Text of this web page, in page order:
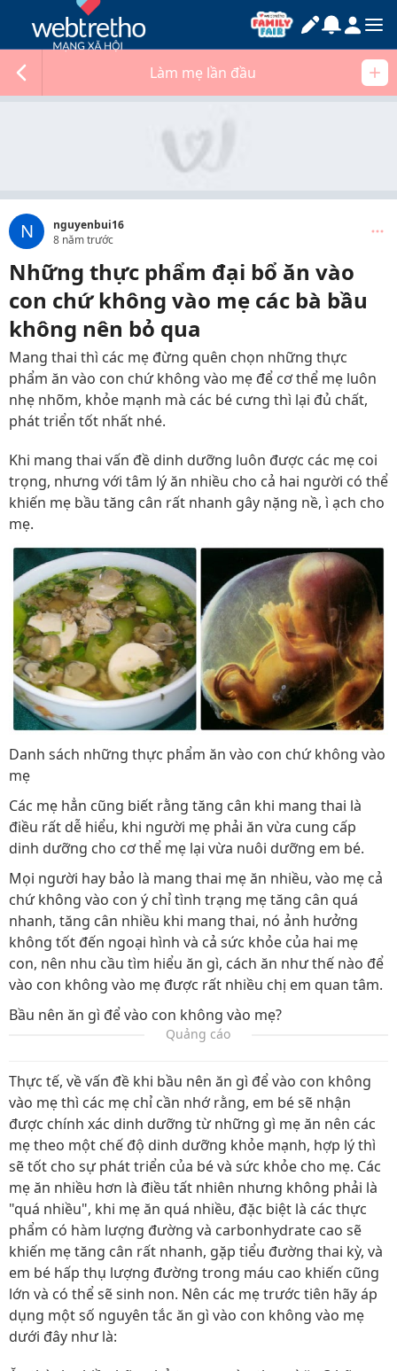
Làm mẹ lần đầu
N
nguyenbui16
8 năm trước
Những thực phẩm đại bổ ăn vào
con chứ không vào mẹ các bà bầu
không nên bỏ qua
Mang thai thì các mẹ đừng quên chọn những thực
phẩm ăn vào con chứ không vào mẹ để cơ thể mẹ luôn
nhẹ nhõm, khỏe mạnh mà các bé cưng thì lại đủ chất,
phát triển tốt nhất nhé.
Khi mang thai vấn đề dinh dưỡng luôn được các mẹ coi
trọng, nhưng với tâm lý ăn nhiều cho cả hai người có thể
khiến mẹ bầu tăng cân rất nhanh gây nặng nề, ì ạch cho
mẹ.
Danh sách những thực phẩm ăn vào con chứ không vào
mẹ
Các mẹ hẳn cũng biết rằng tăng cân khi mang thai là
điều rất dễ hiểu, khi người mẹ phải ăn vừa cung cấp
dinh dưỡng cho cơ thể mẹ lại vừa nuôi dưỡng em bé.
Mọi người hay bảo là mang thai mẹ ăn nhiều, vào mẹ cả
chứ không vào con ý chỉ tình trạng mẹ tăng cân quá
nhanh, tăng cân nhiều khi mang thai, nó ảnh hưởng
không tốt đến ngoại hình và cả sức khỏe của hai mẹ
con, nên nhu cầu tìm hiểu ăn gì, cách ăn như thế nào để
vào con không vào mẹ được rất nhiều chị em quan tâm.
Bầu nên ăn gì để vào con không vào mẹ?
Quảng cáo
Thực tế, về vấn đề khi bầu nên ăn gì để vào con không
vào mẹ thì các mẹ chỉ cần nhớ rằng, em bé sẽ nhận
được chính xác dinh dưỡng từ những gì mẹ ăn nên các
mẹ theo một chế độ dinh dưỡng khỏe mạnh, hợp lý thì
sẽ tốt cho sự phát triển của bé và sức khỏe cho mẹ. Các
mẹ ăn nhiều hơn là điều tất nhiên nhưng không phải là
"quá nhiều", khi mẹ ăn quá nhiều, đặc biệt là các thực
phẩm có hàm lượng đường và carbonhydrate cao sẽ
khiến mẹ tăng cân rất nhanh, gặp tiểu đường thai kỳ, và
em bé hấp thụ lượng đường trong máu cao khiến cũng
lớn và có thể sẽ sinh non. Nên các mẹ trước tiên hãy áp
dụng một số nguyên tắc ăn gì vào con không vào mẹ
dưới đây như là: